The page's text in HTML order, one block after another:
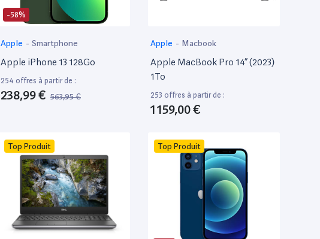
-58%
Apple - Smartphone
Apple iPhone 13 128Go
254 offres à partir de :
238,99 € 563,95 €
Apple - Macbook
Apple MacBook Pro 14” (2023)
1To
253 offres à partir de :
1 159,00 €
Top Produit Top Produit